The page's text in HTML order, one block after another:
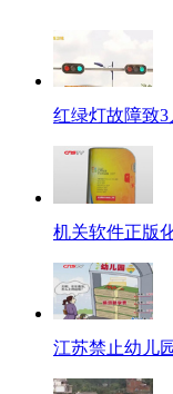
红绿灯故障致
机关软件正版
江苏禁止幼儿